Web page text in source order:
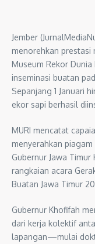
Jember
menorehkan prestasi
Museum Rekor Dunia
inseminasi buatan
Sepanjang 1 Januari
ekor sapi berhasil
MURI mencatat
menyerahkan
Gubernur Jawa
rangkaian acara
Buatan Jawa Timur
Gubernur Khofifah
dari kerja kolektif
lapangan—mulai